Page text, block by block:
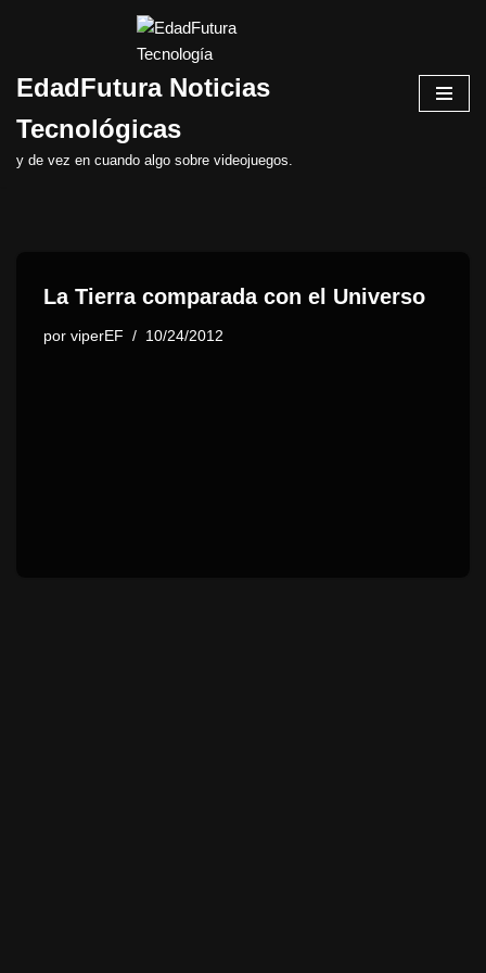
al
EdadFutura Noticias
Tecnológicas
y de vez en cuando algo sobre videojuegos.
La Tierra comparada con el Universo
por viperEF 10/24/2012